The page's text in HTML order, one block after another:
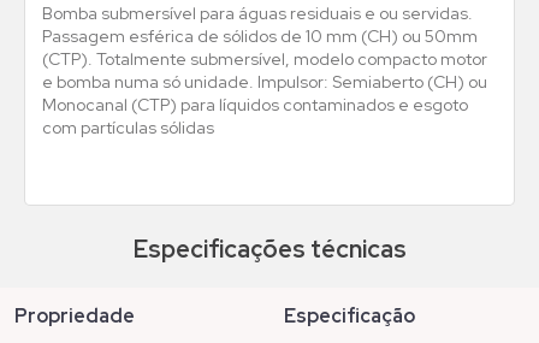
Bomba submersível para águas residuais e ou servidas.
Passagem esférica de sólidos de 10 mm (CH) ou 50mm
(CTP). Totalmente submersível, modelo compacto motor
e bomba numa só unidade. Impulsor: Semiaberto (CH) ou
Monocanal (CTP) para líquidos contaminados e esgoto
com partículas sólidas
Especificações técnicas
propriedade especificação